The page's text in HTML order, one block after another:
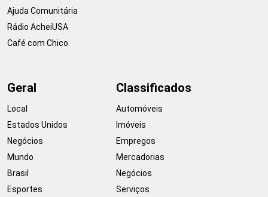
Ajuda Comunitária
Rádio AcheiUSA
Café com Chico
Geral
Local
Estados Unidos
Negócios
Mundo
Brasil
Esportes
Classificados
Automóveis
Imóveis
Empregos
Mercadorias
Negócios
Serviços